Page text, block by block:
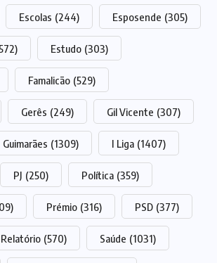
Escolas (244) Esposende (305)
Estudo (303)
Famalicão (529)
Gerês (249) Gil Vicente (307)
Guimarães (1309) I Liga (1407)
PJ (250) Política (359)
Prémio (316) PSD (377)
Relatório (570) Saúde (1031)